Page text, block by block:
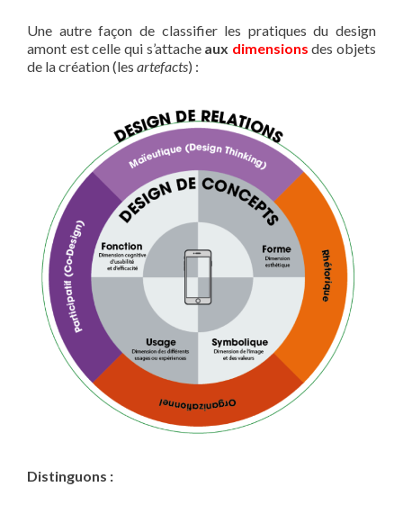
Une autre façon de classifier les pratiques du design
amont est celle qui s’attache aux dimensions des objets
de la création (les artefacts) :
Distinguons :